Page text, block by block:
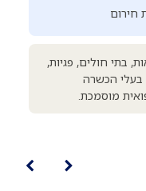
חירום
בתי חולים, פגיות,
בעלי הכשרה
מוסמכת.